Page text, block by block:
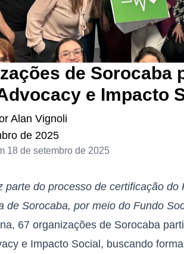
de Sorocaba
e Impacto
Alan Vignoli
de 2025
18 de setembro de 2025
parte do processo de certificação
de Sorocaba, por meio do Fundo
67 organizações de Sorocaba
e Impacto Social, buscando